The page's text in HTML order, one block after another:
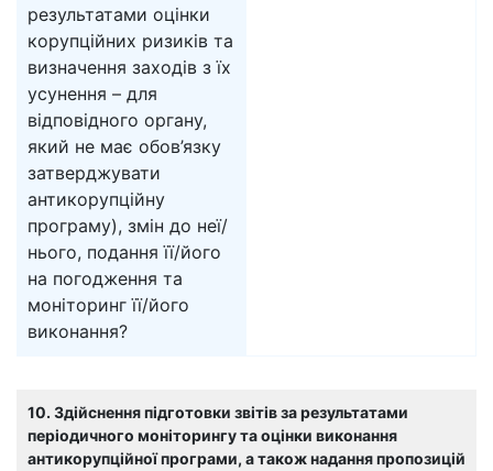
результатами оцінки
корупційних ризиків та
визначення заходів з їх
усунення – для
відповідного органу,
який не має обов’язку
затверджувати
антикорупційну
програму), змін до неї/
нього, подання її/його
на погодження та
моніторинг її/його
виконання?
10. Здійснення підготовки звітів за результатами
періодичного моніторингу та оцінки виконання
антикорупційної програми, а також надання пропозицій